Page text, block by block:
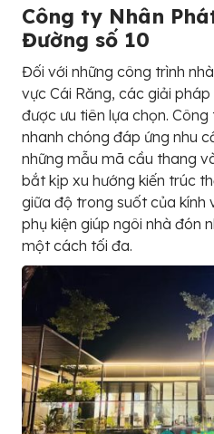
Công ty Nhân
Đường số 10
Đối với những công trình
vực Cái Răng, các giải
được ưu tiên lựa chọn.
nhanh chóng đáp ứng nhu
những mẫu mã cầu thang
bắt kịp xu hướng kiến trúc
giữa độ trong suốt của kính
phụ kiện giúp ngôi nhà đón
một cách tối đa.